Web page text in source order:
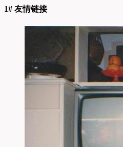
1# 友情链接